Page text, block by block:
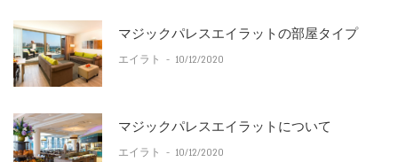
マジックパレスエイラットの部屋タイプ
エイラト - 10/12/2020
マジックパレスエイラットについて
エイラト - 10/12/2020